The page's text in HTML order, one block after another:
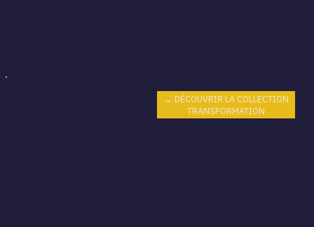
→ DÉCOUVRIR LA COLLECTION
TRANSFORMATION